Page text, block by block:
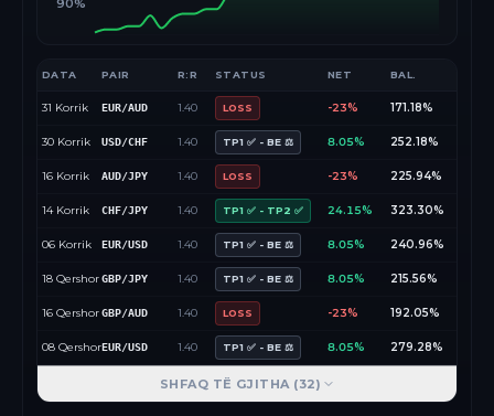
90%
DATA PAIR R:R STATUS NET BAL.
31 Korrik EUR/AUD 1.40 LOSS -23% 171.18%
30 Korrik USD/CHF 1.40 TP1 ✅ - BE ⚖️ 8.05% 252.18%
16 Korrik AUD/JPY 1.40 LOSS -23% 225.94%
14 Korrik CHF/JPY 1.40 TP1 ✅ - TP2 ✅ 24.15% 323.30%
06 Korrik EUR/USD 1.40 TP1 ✅ - BE ⚖️ 8.05% 240.96%
18 QershorGBP/JPY 1.40 TP1 ✅ - BE ⚖️ 8.05% 215.56%
16 QershorGBP/AUD 1.40 LOSS -23% 192.05%
08 QershorEUR/USD 1.40 TP1 ✅ - BE ⚖️ 8.05% 279.28%
SHFAQ TË GJITHA (32)